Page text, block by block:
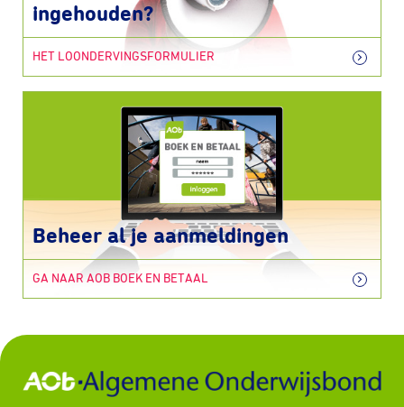
ingehouden?
HET LOONDERVINGSFORMULIER
Beheer al je aanmeldingen
GA NAAR AOB BOEK EN BETAAL